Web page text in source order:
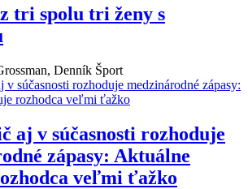
tri spolu tri ženy s
Denník Šport
aj v súčasnosti rozhoduje
zápasy: Aktuálne
veľmi ťažko